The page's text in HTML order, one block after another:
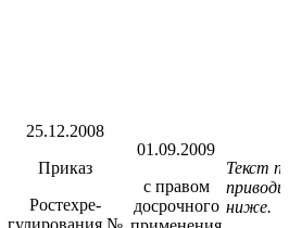
25.12.2008
Приказ
Ростехре-
гулирования №
01.09.2009
с правом
досрочного
Текст
ниже.